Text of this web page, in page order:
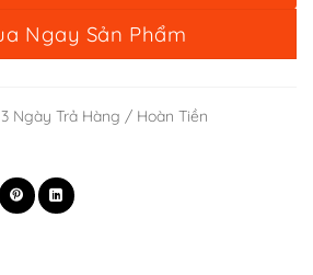
3 Ngày Trả Hàng / Hoàn Tiền